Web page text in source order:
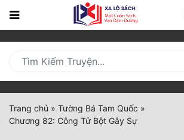
Trang
Mới
Cập
Nhật
(current)
Trang chủ » Tường Bá Tam Quốc »
Chương 82: Công Tử Bột Gây Sự